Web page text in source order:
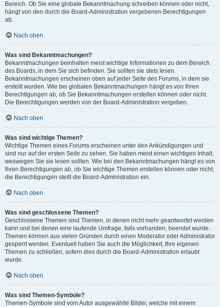
Bereich. Ob Sie eine globale Bekanntmachung schreiben können oder nicht,
hängt von den durch die Board-Administration vergebenen Berechtigungen
ab.
Nach oben
Was sind Bekanntmachungen?
Bekanntmachungen beinhalten meist wichtige Informationen zu dem Bereich
des Boards, in dem Sie sich befinden. Sie sollten sie stets lesen.
Bekanntmachungen erscheinen oben auf jeder Seite des Forums, in dem sie
erstellt wurden. Wie bei globalen Bekanntmachungen hängt es von Ihren
Berechtigungen ab, ob Sie Bekanntmachungen erstellen können oder nicht.
Die Berechtigungen werden von der Board-Administration vergeben.
Nach oben
Was sind wichtige Themen?
Wichtige Themen eines Forums erscheinen unter den Ankündigungen und
sind nur auf der ersten Seite zu sehen. Sie haben meist einen wichtigen Inhalt,
weswegen Sie sie lesen sollten. Wie bei den Bekanntmachungen hängt es von
Ihren Berechtigungen ab, ob Sie wichtige Themen erstellen können oder nicht;
die Berechtigungen stellt die Board-Administration ein.
Nach oben
Was sind geschlossene Themen?
Geschlossene Themen sind Themen, in denen nicht mehr geantwortet werden
kann und bei denen eine laufende Umfrage, falls vorhanden, beendet wurde.
Themen können aus vielen Gründen durch einen Moderator oder Administrator
gesperrt werden. Eventuell haben Sie auch die Möglichkeit, Ihre eigenen
Themen zu schließen, sofern dies durch die Board-Administration erlaubt
wurde.
Nach oben
Was sind Themen-Symbole?
Themen-Symbole sind vom Autor ausgewählte Bilder, welche mit einem